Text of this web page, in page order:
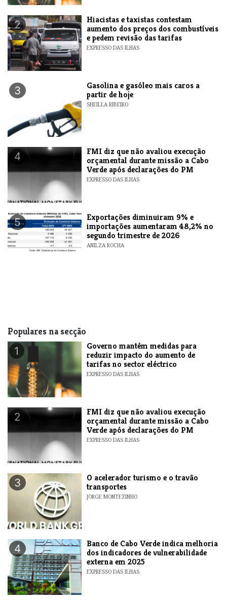
2
Hiacistas e taxistas contestam
aumento dos preços dos combustíveis
e pedem revisão das tarifas
EXPRESSO DAS ILHAS
3
Gasolina e gasóleo mais caros a
partir de hoje
SHEILLA RIBEIRO
4
FMI diz que não avaliou execução
orçamental durante missão a Cabo
Verde após declarações do PM
EXPRESSO DAS ILHAS
5
Exportações diminuiram 9% e
importações aumentaram 48,2% no
segundo trimestre de 2026
ANILZA ROCHA
Populares na secção
1
Governo mantém medidas para
reduzir impacto do aumento de
tarifas no sector eléctrico
EXPRESSO DAS ILHAS
2
FMI diz que não avaliou execução
orçamental durante missão a Cabo
Verde após declarações do PM
EXPRESSO DAS ILHAS
3
O acelerador turismo e o travão
transportes
JORGE MONTEZINHO
4
Banco de Cabo Verde indica melhoria
dos indicadores de vulnerabilidade
externa em 2025
EXPRESSO DAS ILHAS